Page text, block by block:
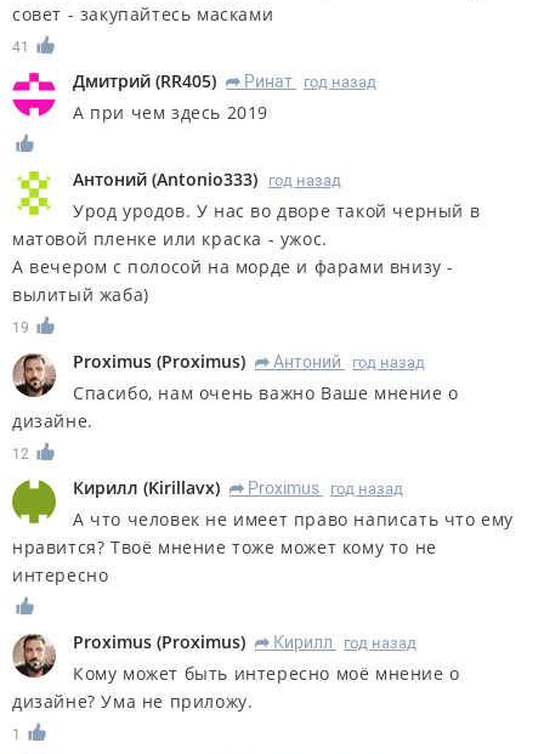
совет - закупайтесь масками
41
Дмитрий (RR405) R Ринат год назад
А при чем здесь 2019
Антоний (Antonio333) год назад
Урод уродов. У нас во дворе такой черный в
матовой пленке или краска - ужос.
А вечером с полосой на морде и фарами внизу -
вылитый жаба)
19
Proximus (Proximus) R Антоний год назад
Спасибо, нам очень важно Ваше мнение о
дизайне.
12
Кирилл (Kirillavx) R Proximus год назад
А что человек не имеет право написать что ему
нравится? Твоё мнение тоже может кому то не
интересно
Proximus (Proximus) R Кирилл год назад
Кому может быть интересно моё мнение о
дизайне? Ума не приложу.
1